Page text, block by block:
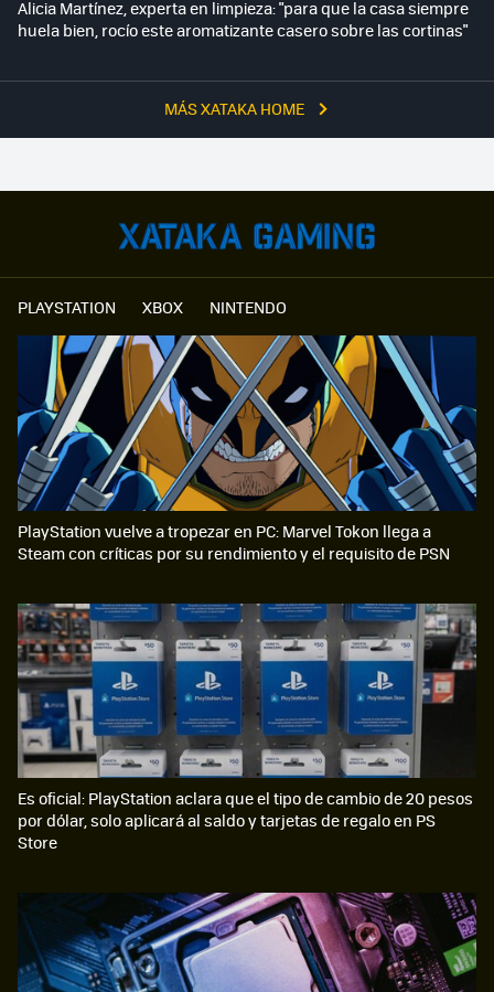
MÁS XATAKA HOME
Alicia Martínez, experta en limpieza: "para que la casa siempre
huela bien, rocío este aromatizante casero sobre las cortinas"
PLAYSTATION XBOX NINTENDO
PlayStation vuelve a tropezar en PC: Marvel Tokon llega a
Steam con críticas por su rendimiento y el requisito de PSN
Es oficial: PlayStation aclara que el tipo de cambio de 20 pesos
por dólar, solo aplicará al saldo y tarjetas de regalo en PS
Store